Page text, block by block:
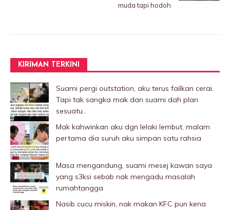
muda tapi hodoh
KIRIMAN TERKINI
Suami pergi outstation, aku terus failkan cerai.
Tapi tak sangka mak dan suami dah plan
sesuatu..
Mak kahwinkan aku dgn lelaki Iembut, malam
pertama dia suruh aku simpan satu rahsia
Masa mengandung, suami mesej kawan saya
yang s3ksi sebab nak mengadu masalah
rumahtangga
Nasib cucu miskin, nak makan KFC pun kena